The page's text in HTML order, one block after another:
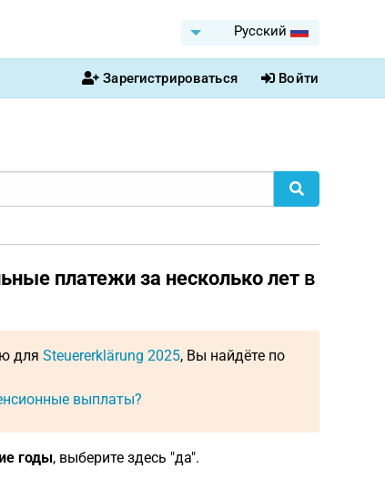
Pусский
Зарегистрироваться Войти
платежи за несколько летв
для Steuererklärung 2025, Вы найдёте по
выплаты?
годы, выберите здесь "да".